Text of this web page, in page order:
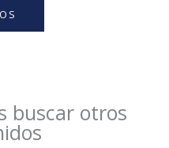
buscar otros